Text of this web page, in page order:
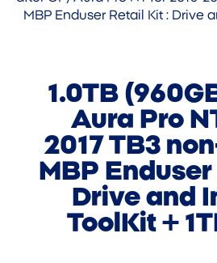
MBP Enduser Retail Kit : Drive
1.0TB
Aura Pro
2017 TB3
MBP
Drive and
ToolKit +